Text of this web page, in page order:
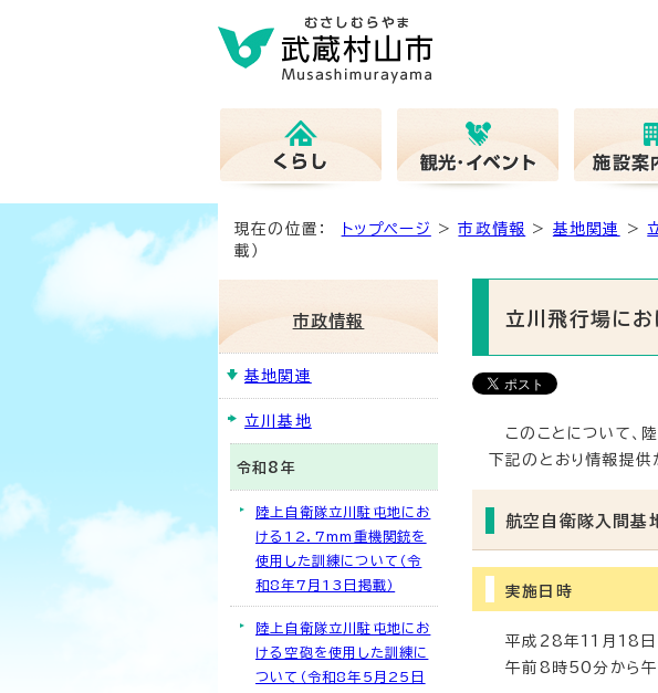
現在の位置： トップページ >市政情報 > 基地関連 >
載）
立川飛行場に
このことについて、
下記のとおり情報提供
航空自衛隊入間基
実施日時
平成28年11月18日
午前8時50分から
市政情報
基地関連
立川基地
令和8年
陸上自衛隊立川駐屯地にお
ける12．7mm重機関銃を
使用した訓練について（令
和8年7月13日掲載）
陸上自衛隊立川駐屯地にお
ける空砲を使用した訓練に
ついて（令和8年5月25日